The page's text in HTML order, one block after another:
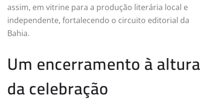
assim, em vitrine para a produção literária local e
independente, fortalecendo o circuito editorial da
Bahia.
Um encerramento à altura
da celebração